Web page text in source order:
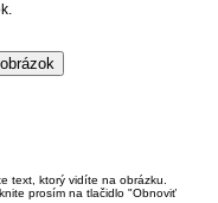
text, ktorý vidíte na obrázku.
prosím na tlačidlo "Obnoviť